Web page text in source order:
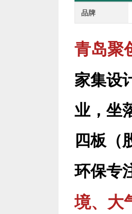
品牌
青岛聚
家集设
业，坐
四板（
环保专
境、大